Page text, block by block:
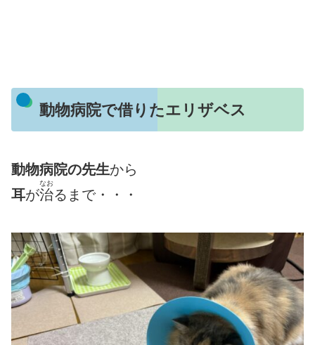
動物病院で借りたエリザベス
動物病院の先生から
耳が治
なお
るまで・・・